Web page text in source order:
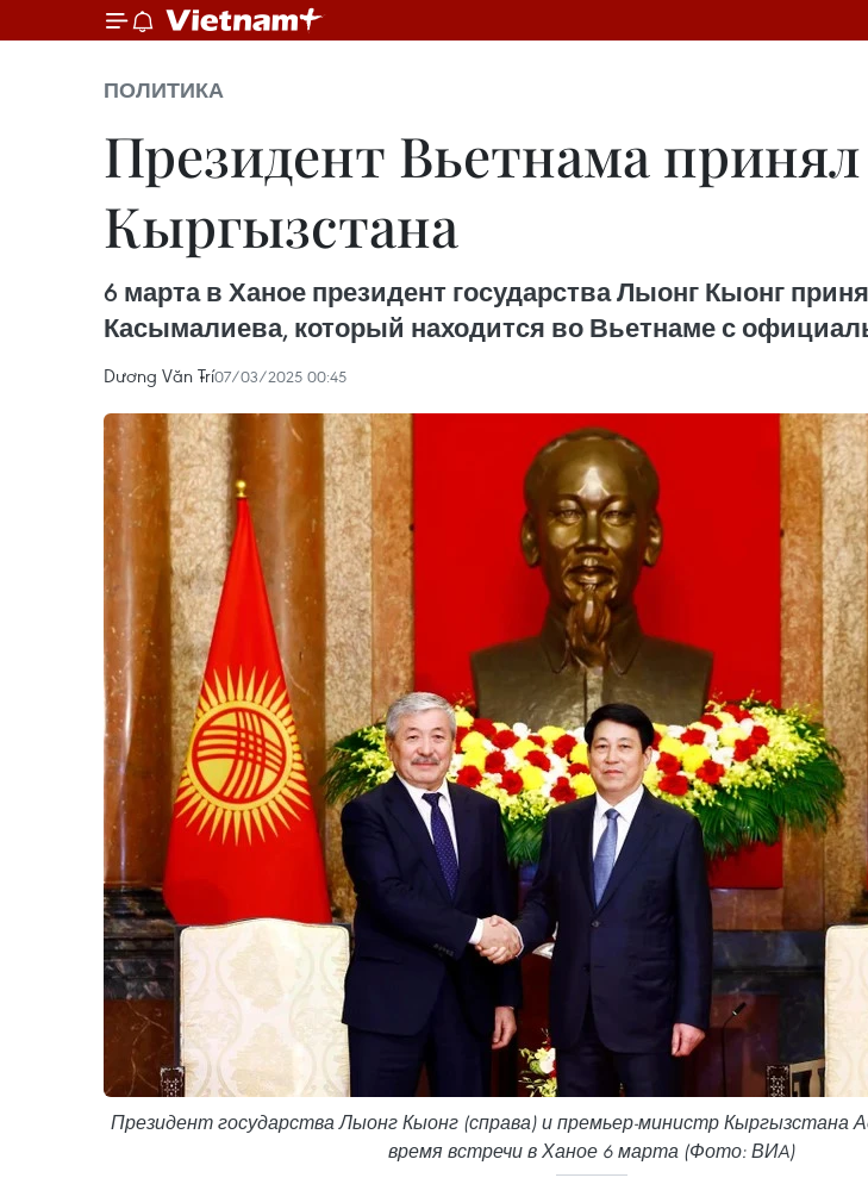
ПОЛИТИКА
Президент Вьетнама
Кыргызстана
6 марта в Ханое президент государства Лыонг Кыонг
Касымалиева, который находится во Вьетнаме с
Dương Văn Trí07/03/2025 00:45
Президент государства Лыонг Кыонг (справа) и премьер-министр Кыргызстана
время встречи в Ханое 6 марта (Фото: ВИA)